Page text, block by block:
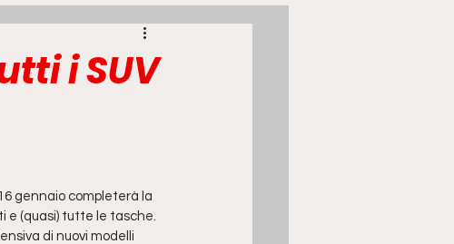
i SUV
gennaio completerà la
e (quasi) tutte le tasche.
di nuovi modelli